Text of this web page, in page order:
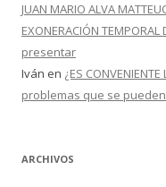
JUAN MARIO ALVA
EXONERACIÓN
presentar
Iván en ¿ES
problemas que se
ARCHIVOS